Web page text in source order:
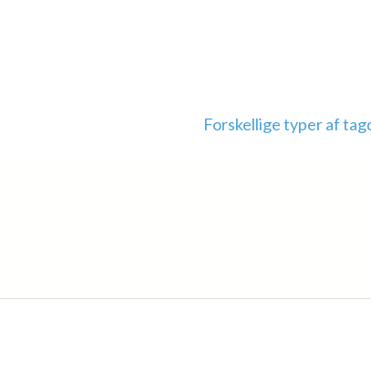
Forskellige typer af